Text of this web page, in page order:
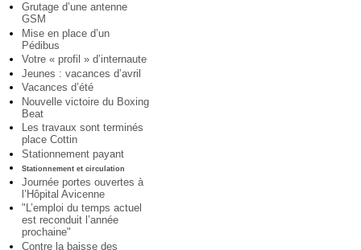
Grutage d’une antenne
GSM
Mise en place d’un
Pédibus
Votre « profil » d’internaute
Jeunes : vacances d’avril
Vacances d’été
Nouvelle victoire du Boxing
Beat
Les travaux sont terminés
place Cottin
Stationnement payant
Stationnement et circulation
Journée portes ouvertes à
l’Hôpital Avicenne
"L’emploi du temps actuel
est reconduit l’année
prochaine"
Contre la baisse des